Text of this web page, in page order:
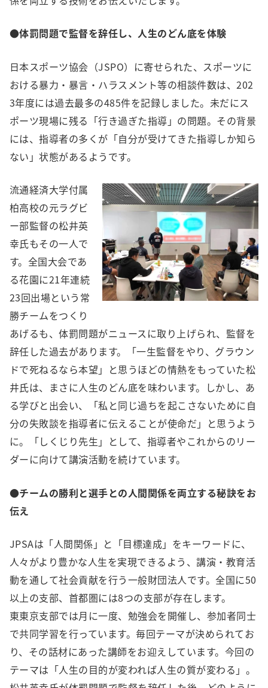
●体罰問題で監督を辞任し、人生のどん底を体験
日本スポーツ協会（JSPO）に寄せられた、スポーツに
おける暴力・暴言・ハラスメント等の相談件数は、202
3年度には過去最多の485件を記録しました。未だにス
ポーツ現場に残る「行き過ぎた指導」の問題。その背景
には、指導者の多くが「自分が受けてきた指導しか知ら
ない」状態があるようです。
流通経済大学付属
柏高校の元ラグビ
ー部監督の松井英
幸氏もその一人で
す。全国大会であ
る花園に21年連続
23回出場という常
勝チームをつくり
あげるも、体罰問題がニュースに取り上げられ、監督を
辞任した過去があります。「一生監督をやり、グラウン
ドで死ねるなら本望」と思うほどの情熱をもっていた松
井氏は、まさに人生のどん底を味わいます。しかし、あ
る学びと出会い、「私と同じ過ちを起こさないために自
分の失敗談を指導者に伝えることが使命だ」と思うよう
に。「しくじり先生」として、指導者やこれからのリー
ダーに向けて講演活動を続けています。
●チームの勝利と選手との人間関係を両立する秘訣をお
伝え
JPSAは「人間関係」と「目標達成」をキーワードに、
人々がより豊かな人生を実現できるよう、講演・教育活
動を通して社会貢献を行う一般財団法人です。全国に50
以上の支部、首都圏には8つの支部が存在します。
東東京支部では月に一度、勉強会を開催し、参加者同士
で共同学習を行っています。毎回テーマが決められてお
り、その話材にあった講師をお迎えしています。今回の
テーマは「人生の目的が変われば人生の質が変わる」。